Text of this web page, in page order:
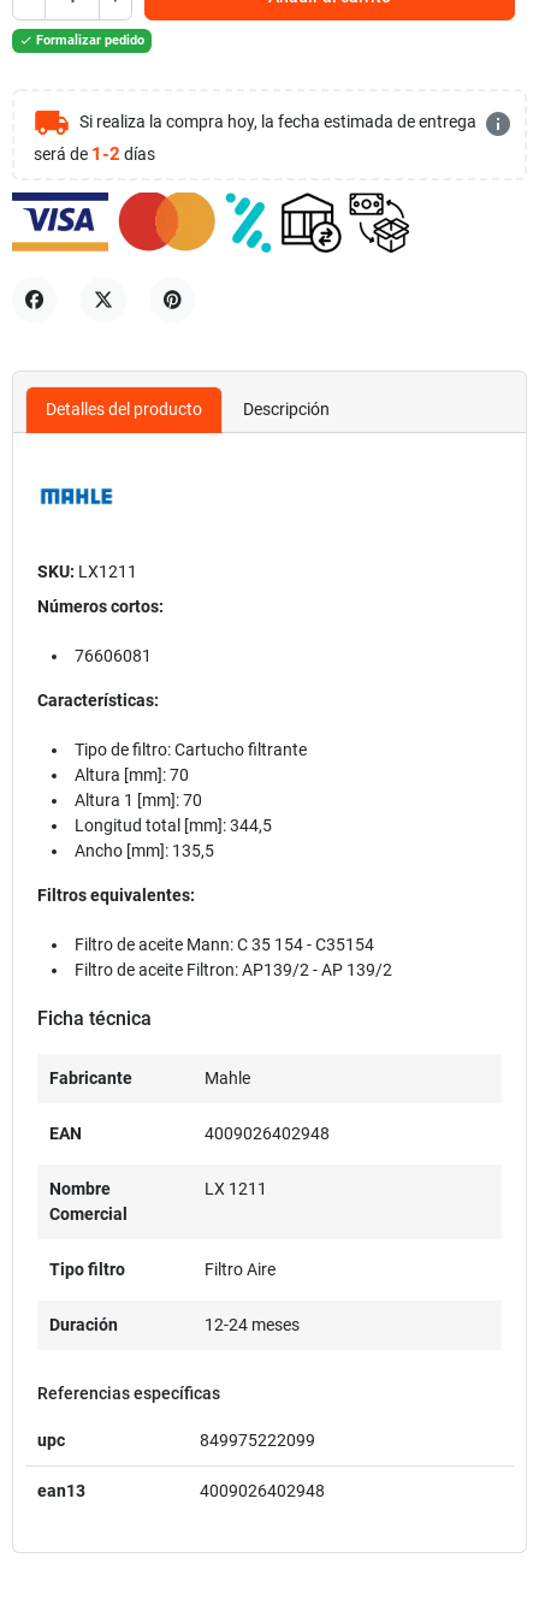
 Formalizar pedido
local_shipping Si realiza la compra hoy, la fecha estimada de entrega
será de 1-2 días
info
Detalles del producto Descripción
SKU: LX1211
Números cortos:
76606081
Características:
Tipo de filtro: Cartucho filtrante
Altura [mm]: 70
Altura 1 [mm]: 70
Longitud total [mm]: 344,5
Ancho [mm]: 135,5
Filtros equivalentes:
Filtro de aceite Mann:C 35 154 - C35154
Filtro de aceite Filtron: AP139/2 - AP 139/2
Ficha técnica
Fabricante Mahle
EAN 4009026402948
Nombre
Comercial
LX 1211
Tipo filtro Filtro Aire
Duración 12-24 meses
Referencias específicas
upc 849975222099
ean13 4009026402948